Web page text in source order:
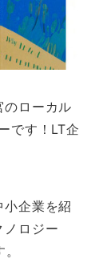
のローカル
です！LT企
企業を紹
ノロジー